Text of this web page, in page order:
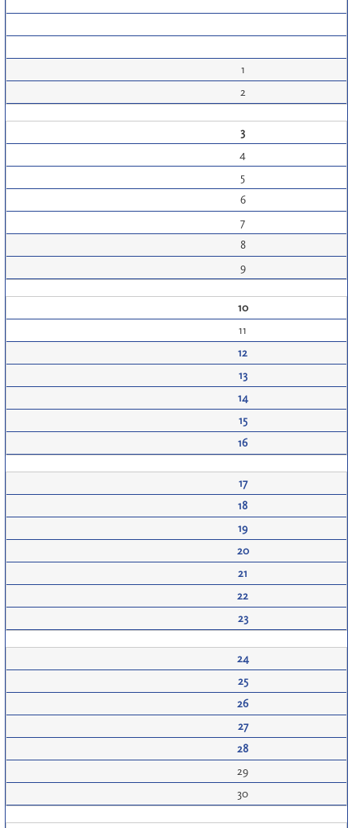
1
2
3
4
5
6
7
8
9
10
11
12
13
14
15
16
17
18
19
20
21
22
23
24
25
26
27
28
29
30